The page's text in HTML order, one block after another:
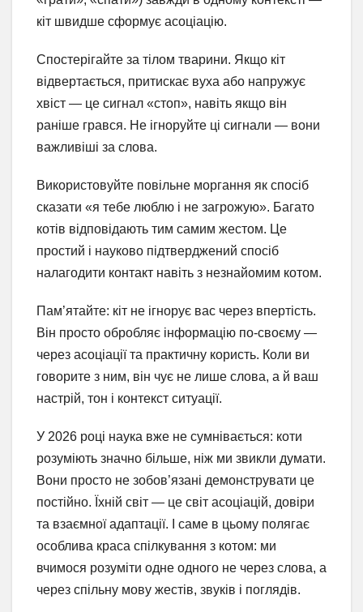
кіт швидше сформує асоціацію.
Спостерігайте за тілом тварини. Якщо кіт
відвертається, притискає вуха або напружує
хвіст — це сигнал «стоп», навіть якщо він
раніше грався. Не ігноруйте ці сигнали — вони
важливіші за слова.
Використовуйте повільне моргання як спосіб
сказати «я тебе люблю і не загрожую». Багато
котів відповідають тим самим жестом. Це
простий і науково підтверджений спосіб
налагодити контакт навіть з незнайомим котом.
Пам’ятайте: кіт не ігнорує вас через впертість.
Він просто обробляє інформацію по-своєму —
через асоціації та практичну користь. Коли ви
говорите з ним, він чує не лише слова, а й ваш
настрій, тон і контекст ситуації.
У 2026 році наука вже не сумнівається: коти
розуміють значно більше, ніж ми звикли думати.
Вони просто не зобов’язані демонструвати це
постійно. Їхній світ — це світ асоціацій, довіри
та взаємної адаптації. І саме в цьому полягає
особлива краса спілкування з котом: ми
вчимося розуміти одне одного не через слова, а
через спільну мову жестів, звуків і поглядів.